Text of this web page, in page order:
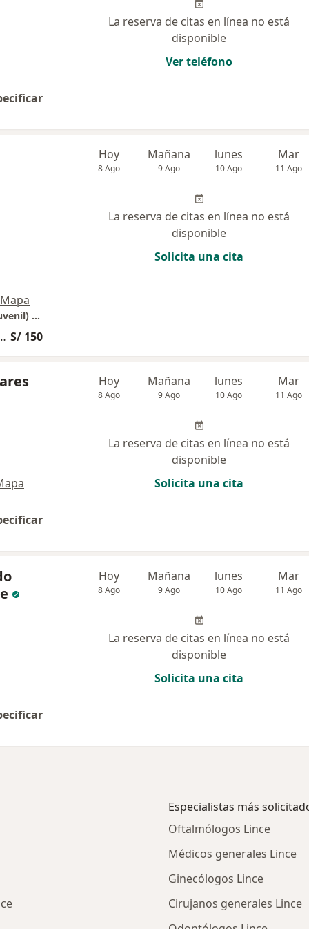
La reserva de citas en línea no está
disponible
Ver teléfono
Mapa
PSIQUIATRIA (general y psiquiatría infantojuvenil) - Lima
en Psiquiatría S/ 150
Hoy
8 Ago
Mañana
9 Ago
lunes
10 Ago
Mar
11 Ago
La reserva de citas en línea no está
disponible
Solicita una cita
Hoy
8 Ago
Mañana
9 Ago
lunes
10 Ago
Mar
11 Ago
La reserva de citas en línea no está
disponible
Solicita una cita
Hoy
8 Ago
Mañana
9 Ago
lunes
10 Ago
Mar
11 Ago
La reserva de citas en línea no está
disponible
Solicita una cita
Especialistas más
Oftalmólogos Lince
Médicos generales Lince
Ginecólogos Lince
Cirujanos generales Lince